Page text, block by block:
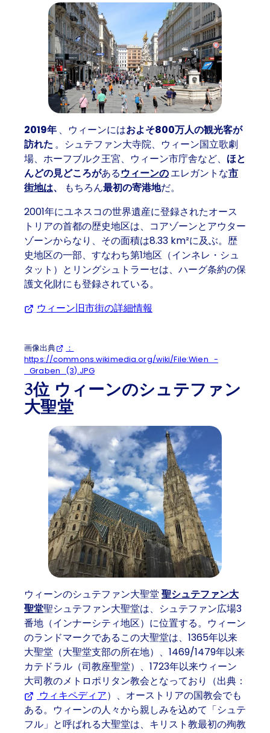
2019年 、ウィーンにはおよそ800万人の観光客が
訪れた 。シュテファン大寺院、ウィーン国立歌劇
場、ホーフブルク王宮、ウィーン市庁舎など、 ほと
んどの見どころがあるウィーンのエレガントな市
街地は、 もちろん最初の寄港地だ。
2001年にユネスコの世界遺産に登録されたオース
トリアの首都の歴史地区は、コアゾーンとアウター
ゾーンからなり、その面積は8.33 km²に及ぶ。歴
史地区の一部、すなわち第1地区（インネレ・シュ
タット）とリングシュトラーセは、ハーグ条約の保
護文化財にも登録されている。
ウィーン旧市街の詳細情報
画像出典
：
https://commons.wikimedia.org/wiki/File:Wien_-
_Graben_(3).JPG
3位 ウィーンのシュテファン
大聖堂
ウィーンのシュテファン大聖堂 聖シュテファン大
聖堂聖シュテファン大聖堂は、シュテファン広場3
番地（インナーシティ地区）に位置する。ウィーン
のランドマークであるこの大聖堂は、1365年以来
大聖堂（大聖堂支部の所在地）、1469/1479年以来
カテドラル（司教座聖堂）、1723年以来ウィーン
大司教のメトロポリタン教会となっており（出典：
ウィキペディア(Opens in a new tab or window)
）、オーストリアの国教会でも
ある。ウィーンの人々から親しみを込めて「シュテ
フル」と呼ばれる大聖堂は、キリスト教最初の殉教